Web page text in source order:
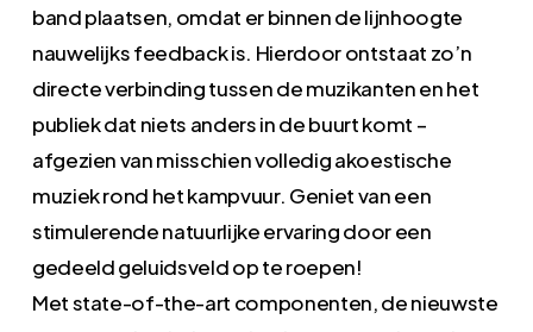
band plaatsen, omdat er binnen de lijnhoogte
nauwelijks feedback is. Hierdoor ontstaat zo’n
directe verbinding tussen de muzikanten en het
publiek dat niets anders in de buurt komt –
afgezien van misschien volledig akoestische
muziek rond het kampvuur. Geniet van een
stimulerende natuurlijke ervaring door een
gedeeld geluidsveld op te roepen!
Met state-of-the-art componenten, de nieuwste